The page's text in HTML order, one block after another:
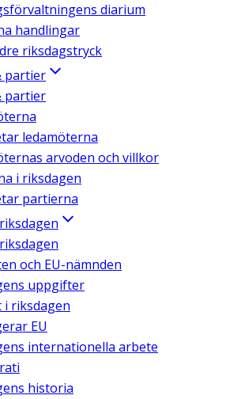
diarium
handlingar
riksdagstryck
partier
partier
ledamöterna
arvoden och villkor
i riksdagen
partierna
och EU-nämnden
uppgifter
i riksdagen
EU
internationella arbete
historia